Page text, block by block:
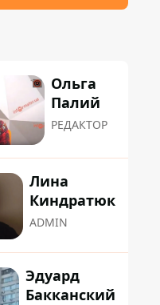
Ольга
Палий
РЕДАКТОР
Лина
Киндратюк
ADMIN
Эдуард
Бакканский